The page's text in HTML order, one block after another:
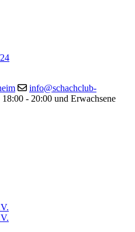
info@schachclub-
18:00 - 20:00 und Erwachsene